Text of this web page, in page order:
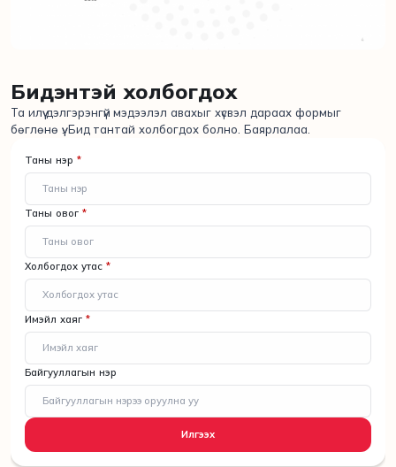
Бидэнтэй холбогдох
Та илүү дэлгэрэнгүй мэдээлэл авахыг хүсвэл дараах формыг
бөглөнө үү. Бид тантай холбогдох болно. Баярлалаа.
Таны нэр *
Таны овог *
Холбогдох утас *
Имэйл хаяг *
Байгууллагын нэр
Илгээх